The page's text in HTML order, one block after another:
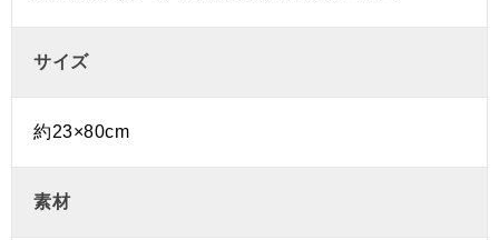
サイズ
約23×80cm
素材